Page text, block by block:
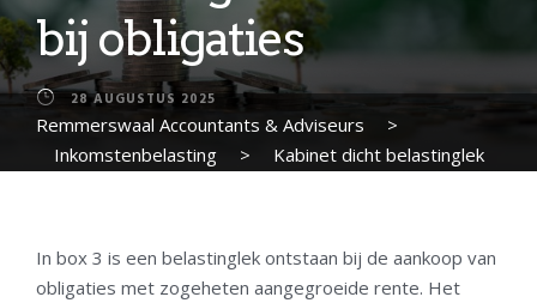
bij obligaties
28 AUGUSTUS 2025
Remmerswaal Accountants & Adviseurs
>
Inkomstenbelasting
>
Kabinet dicht belastinglek
In box 3 is een belastinglek ontstaan bij de aankoop van
obligaties met zogeheten aangegroeide rente. Het